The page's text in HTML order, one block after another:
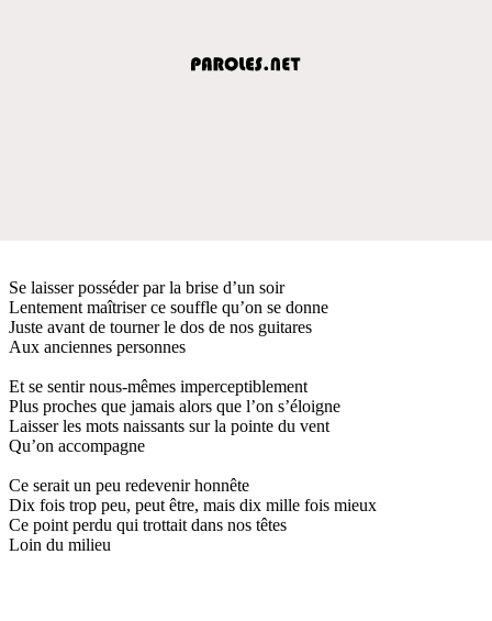
Se laisser posséder par la brise d’un soir
Lentement maîtriser ce souffle qu’on se donne
Juste avant de tourner le dos de nos guitares
Aux anciennes personnes
Et se sentir nous-mêmes imperceptiblement
Plus proches que jamais alors que l’on s’éloigne
Laisser les mots naissants sur la pointe du vent
Qu’on accompagne
Ce serait un peu redevenir honnête
Dix fois trop peu, peut être, mais dix mille fois mieux
Ce point perdu qui trottait dans nos têtes
Loin du milieu